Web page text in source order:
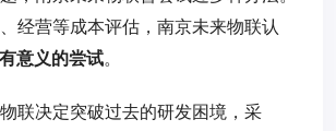
经营等成本评估，南京未来物联认
意义的尝试。
联决定突破过去的研发困境，采